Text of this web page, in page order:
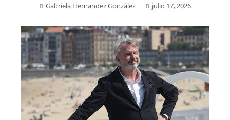
Gabriela Hernandez González julio 17, 2026